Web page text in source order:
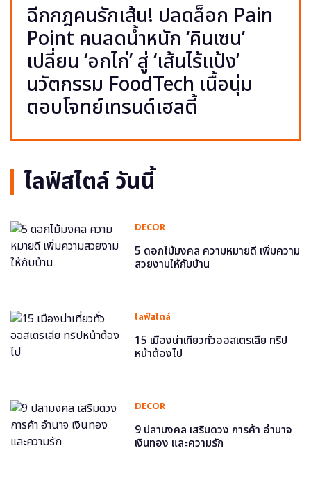
ฉีกกฎคนรักเส้น! ปลดล็อก Pain
Point คนลดน้ำหนัก ‘คินเซน’
เปลี่ยน ‘อกไก่’ สู่ ‘เส้นไร้แป้ง’
นวัตกรรม FoodTech เนื้อนุ่ม
ตอบโจทย์เทรนด์เฮลตี้
ไลฟ์สไตล์ วันนี้
DECOR
5 ดอกไม้มงคล ความหมายดี เพิ่มความ
สวยงามให้กับบ้าน
ไลฟ์สไตล์
15 เมืองน่าเที่ยวทั่วออสเตรเลีย ทริป
หน้าต้องไป
DECOR
9 ปลามงคล เสริมดวง การค้า อำนาจ
เงินทอง และความรัก